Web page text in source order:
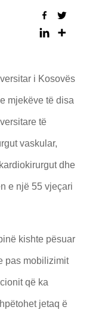
i Kosovës
mjekëve të disa
të
vaskular,
dhe
e një 55 vjeçari
kishte pësuar
pas mobilizimit
që ka
jetaq ë